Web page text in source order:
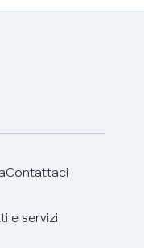
Contattaci
e servizi